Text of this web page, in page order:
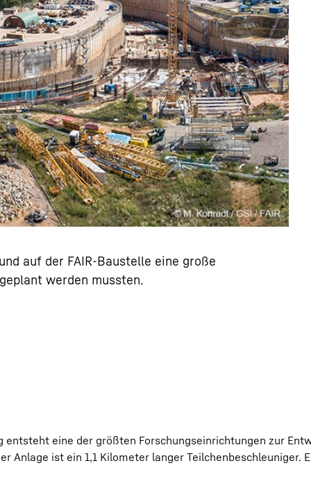
auf der FAIR-Baustelle eine große
werden mussten.
eine der größten Forschungseinrichtungen zur
Anlage ist ein 1,1 Kilometer langer Teilchenbeschleuniger.